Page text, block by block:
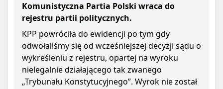
Komunistyczna Partia Polski wraca do
rejestru partii politycznych.
KPP powróciła do ewidencji po tym gdy
odwołaliśmy się od wcześniejszej decyzji sądu o
wykreśleniu z rejestru, opartej na wyroku
nielegalnie działającego tak zwanego
„Trybunału Konstytucyjnego”. Wyrok nie został